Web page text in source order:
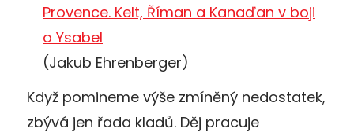
Provence. Kelt, Říman a Kanaďan v boji
o Ysabel
(Jakub Ehrenberger)
Když pomineme výše zmíněný nedostatek,
zbývá jen řada kladů. Děj pracuje